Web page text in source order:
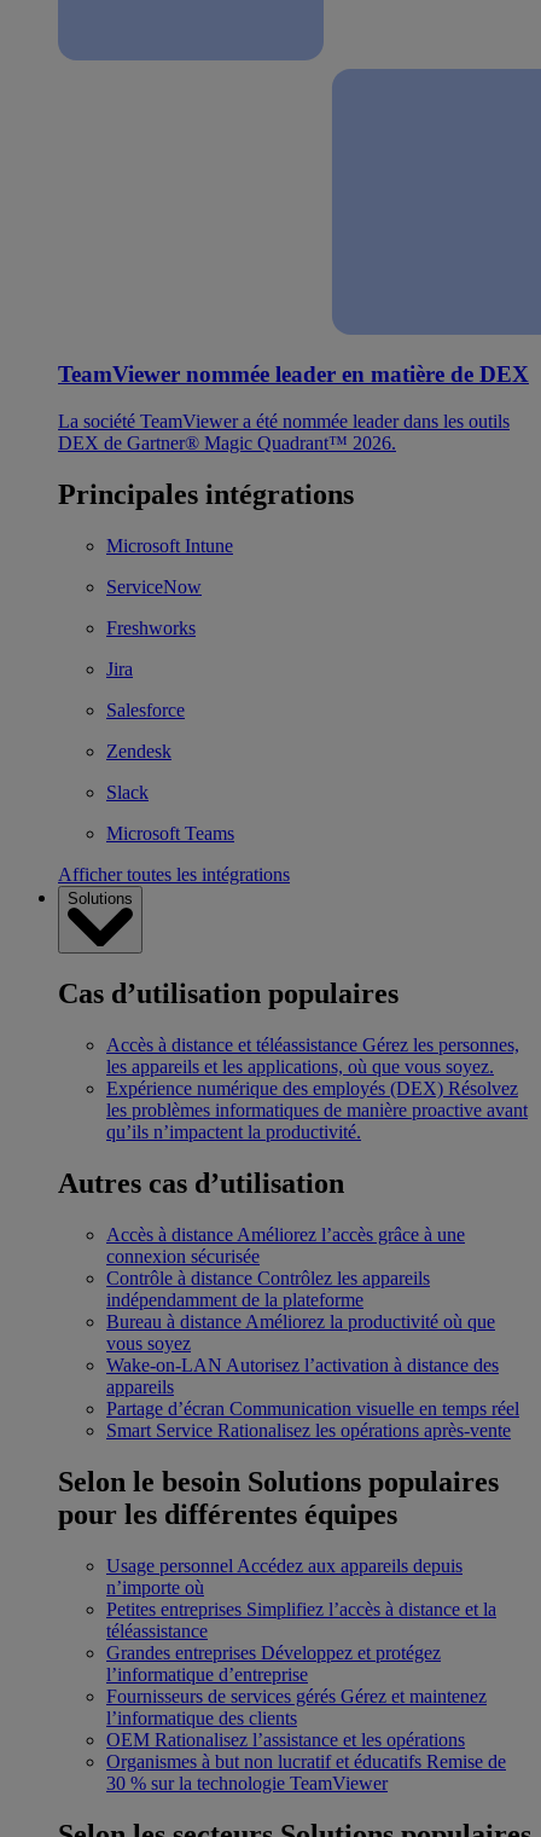
TeamViewer nommée leader en matière de DEX
La société TeamViewer a été nommée leader dans les outils
DEX de Gartner® Magic Quadrant™ 2026.
Principales intégrations
Microsoft Intune
ServiceNow
Freshworks
Jira
Salesforce
Zendesk
Slack
Microsoft Teams
Afficher toutes les intégrations
Solutions
Cas d’utilisation populaires
Accès à distance et téléassistance Gérez les personnes,
les appareils et les applications, où que vous soyez.
Expérience numérique des employés (DEX) Résolvez
les problèmes informatiques de manière proactive avant
qu’ils n’impactent la productivité.
Autres cas d’utilisation
Accès à distance Améliorez l’accès grâce à une
connexion sécurisée
Contrôle à distance Contrôlez les appareils
indépendamment de la plateforme
Bureau à distance Améliorez la productivité où que
vous soyez
Wake-on-LAN Autorisez l’activation à distance des
appareils
Partage d’écran Communication visuelle en temps réel
Smart Service Rationalisez les opérations après-vente
Selon le besoin Solutions populaires
pour les différentes équipes
Usage personnel Accédez aux appareils depuis
n’importe où
Petites entreprises Simplifiez l’accès à distance et la
téléassistance
Grandes entreprises Développez et protégez
l’informatique d’entreprise
Fournisseurs de services gérés Gérez et maintenez
l’informatique des clients
OEM Rationalisez l’assistance et les opérations
Organismes à but non lucratif et éducatifs Remise de
30 % sur la technologie TeamViewer